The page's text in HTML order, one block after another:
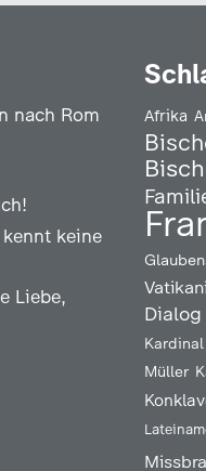
nach Rom
keine
Liebe,
Afrika
Dialog
Müller